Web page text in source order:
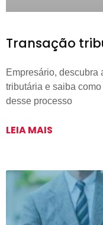
Transação
Empresário, descubra
tributária e saiba
desse processo
LEIA MAIS